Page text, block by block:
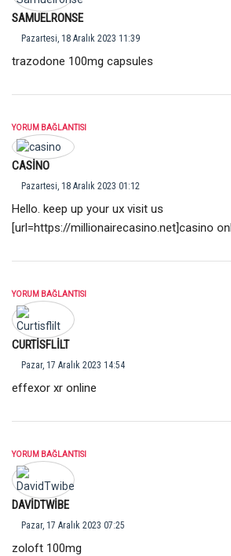
SAMUELRONSE
Pazartesi, 18 Aralık 2023 11:39
trazodone 100mg capsules
YORUM BAĞLANTISI
CASINO
Pazartesi, 18 Aralık 2023 01:12
Hello. keep up your ux visit us
[url=https://millionairecasino.net]casino
YORUM BAĞLANTISI
CURTISFLILT
Pazar, 17 Aralık 2023 14:54
effexor xr online
YORUM BAĞLANTISI
DAVIDTWIBE
Pazar, 17 Aralık 2023 07:25
zoloft 100mg